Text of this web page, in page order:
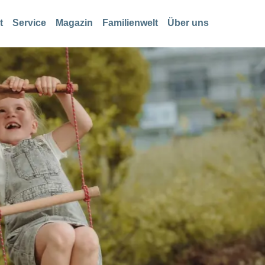
Service Magazin Familienwelt Über uns